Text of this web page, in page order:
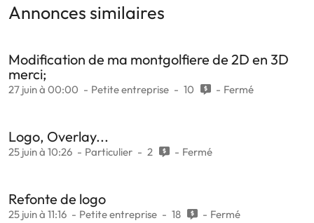
Annonces similaires
Modification de ma montgolfiere de 2D en 3D
merci;
27 juin à 00:00 Petite entreprise 10 Fermé
Logo, Overlay...
25 juin à 10:26 Particulier 2 Fermé
Refonte de logo
25 juin à 11:16 Petite entreprise 18 Fermé